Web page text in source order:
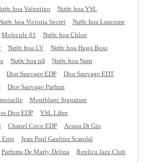
hoa Valentino
Nước hoa YSL
hoa Victoria Secret
Nước hoa Lancome
Molecule 01
Nước hoa Chloe
Nước hoa LV
Nước hoa Hugo Boss
Nước hoa nữ
Nước hoa Nam
Dior Sauvage EDP
Dior Sauvage EDT
Dior Sauvage Parfum
Montblanc Signature
Dior EDP
YSL Libre
Chanel Coco EDP
Acqua Di Gio
Eros
Jean Paul Gaultier Scandal
Parfums De Marly Delina Replica Jazz Club